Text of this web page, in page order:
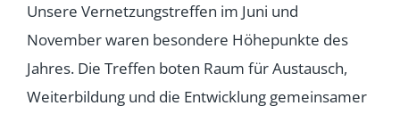
Unsere Vernetzungstreffen im Juni und
November waren besondere Höhepunkte des
Jahres. Die Treffen boten Raum für Austausch,
Weiterbildung und die Entwicklung gemeinsamer